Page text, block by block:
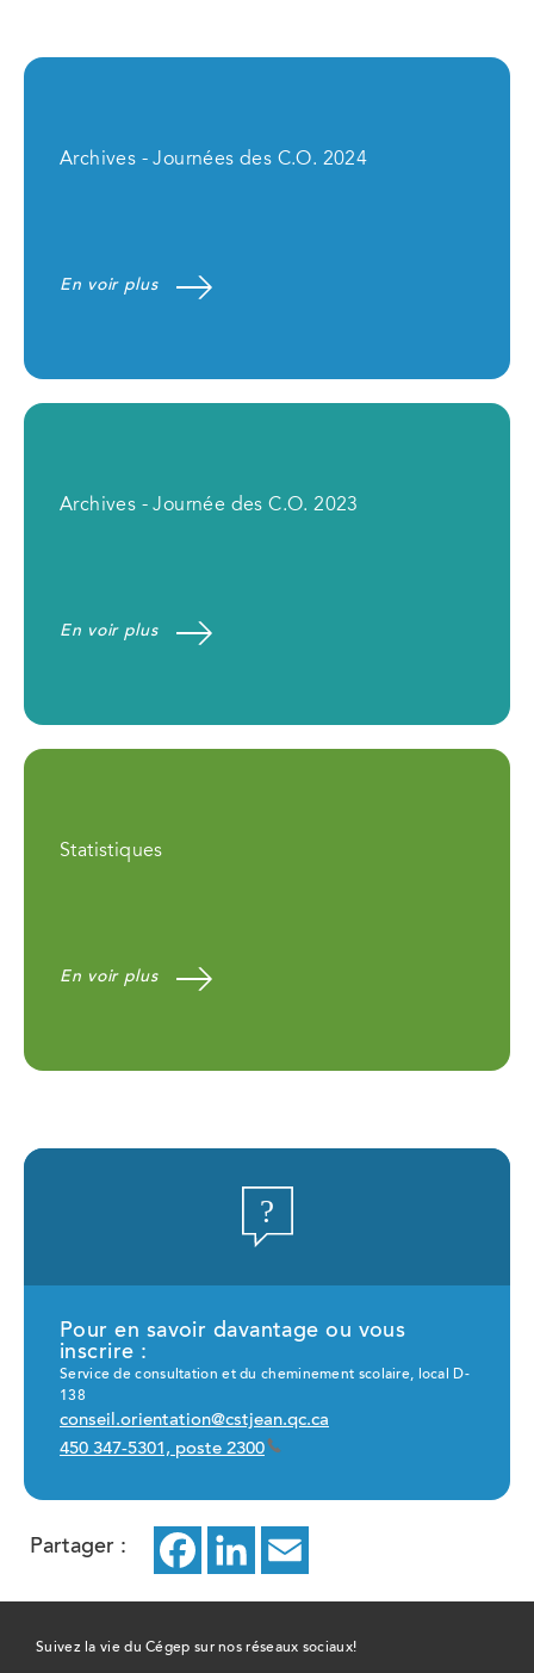
Partager : Facebook
ce
lien
ouvrira
LinkedIn
ce
lien
ouvrira
lien
ouvrira
Archives - Journées des C.O. 2024
En voir plus
Archives - Journée des C.O. 2023
En voir plus
Statistiques
En voir plus
Pour en savoir davantage ou vous
inscrire :
Service de consultation et du cheminement scolaire, local D-
138
conseil.orientation@cstjean.qc.ca
450 347-5301, poste 2300
Suivez la vie du Cégep sur nos réseaux sociaux!